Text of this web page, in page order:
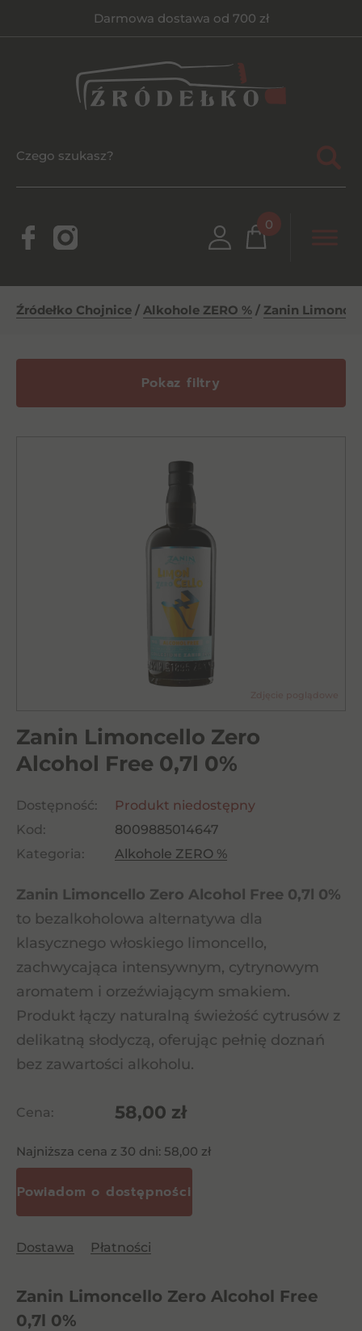
Darmowa dostawa od 700 zł
0
Źródełko Chojnice / Alkohole ZERO % / Zanin
Pokaz filtry
Zanin Limoncello Zero
Alcohol Free 0,7l 0%
Dostępność:
Produkt niedostępny
Kod:
8009885014647
Kategoria:
Alkohole ZERO %
Zanin Limoncello Zero Alcohol Free 0,7l 0%
to bezalkoholowa alternatywa dla
klasycznego włoskiego limoncello,
zachwycająca intensywnym, cytrynowym
aromatem i orzeźwiającym smakiem.
Produkt łączy naturalną świeżość cytrusów z
delikatną słodyczą, oferując pełnię doznań
bez zawartości alkoholu.
Cena: 58,00 zł
Najniższa cena z 30 dni: 58,00 zł
Dostawa Płatności
Zanin Limoncello Zero Alcohol Free
0,7l 0%